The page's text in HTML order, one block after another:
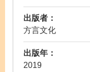
出版者：
方言文化
出版年：
2019